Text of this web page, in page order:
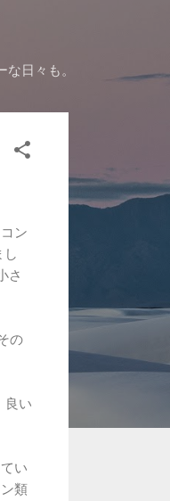
日々も。
ン
し
さ
の
良い
い
類